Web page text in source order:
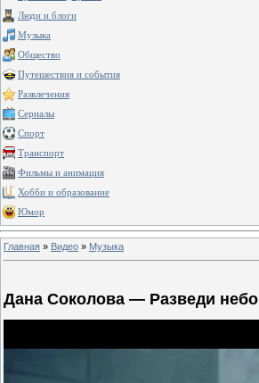
Люди и блоги
Музыка
Общество
Путешествия и события
Развлечения
Сериалы
Спорт
Транспорт
Фильмы и анимация
Хобби и образование
Юмор
Главная » Видео » Музыка
Дана Соколова — Разведи небо